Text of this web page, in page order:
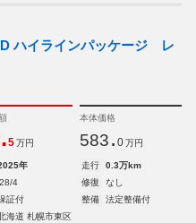
ハイラインパッケージ レ
.5 万円
本体価格
583. 0 万円
年 走行
0.3万km
4 修復
なし
証付 整備
法定整備付
海道 札幌市東区